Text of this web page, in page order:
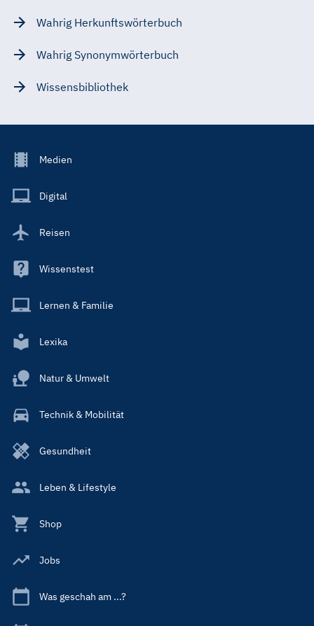
Wahrig Herkunftswörterbuch
Wahrig Synonymwörterbuch
Wissensbibliothek
Footer
Main
Medien
Digital
Reisen
Wissenstest
Lernen & Familie
Lexika
Natur & Umwelt
Technik & Mobilität
Gesundheit
Leben & Lifestyle
Shop
Jobs
Was geschah am ...?